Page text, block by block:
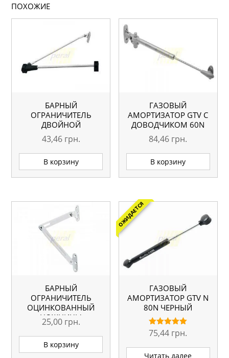
ПОХОЖИЕ
БАРНЫЙ
ОГРАНИЧИТЕЛЬ
ДВОЙНОЙ
43,46 грн.
В корзину
ГАЗОВЫЙ
АМОРТИЗАТОР GTV С
ДОВОДЧИКОМ 60N
84,46 грн.
В корзину
БАРНЫЙ
ОГРАНИЧИТЕЛЬ
ОЦИНКОВАННЫЙ
«НОЖНИЦЫ»
25,00 грн.
В корзину
ОЖИДАЕТСЯ
ГАЗОВЫЙ
АМОРТИЗАТОР GTV N
80N ЧЕРНЫЙ
Оценка
из 5
75,44 грн.
Читать далее